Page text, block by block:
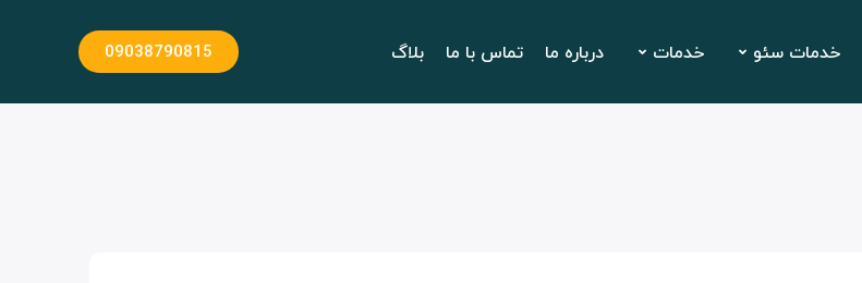
خدمات سئو خدمات درباره ما تماس با ما بلاگ 09038790815